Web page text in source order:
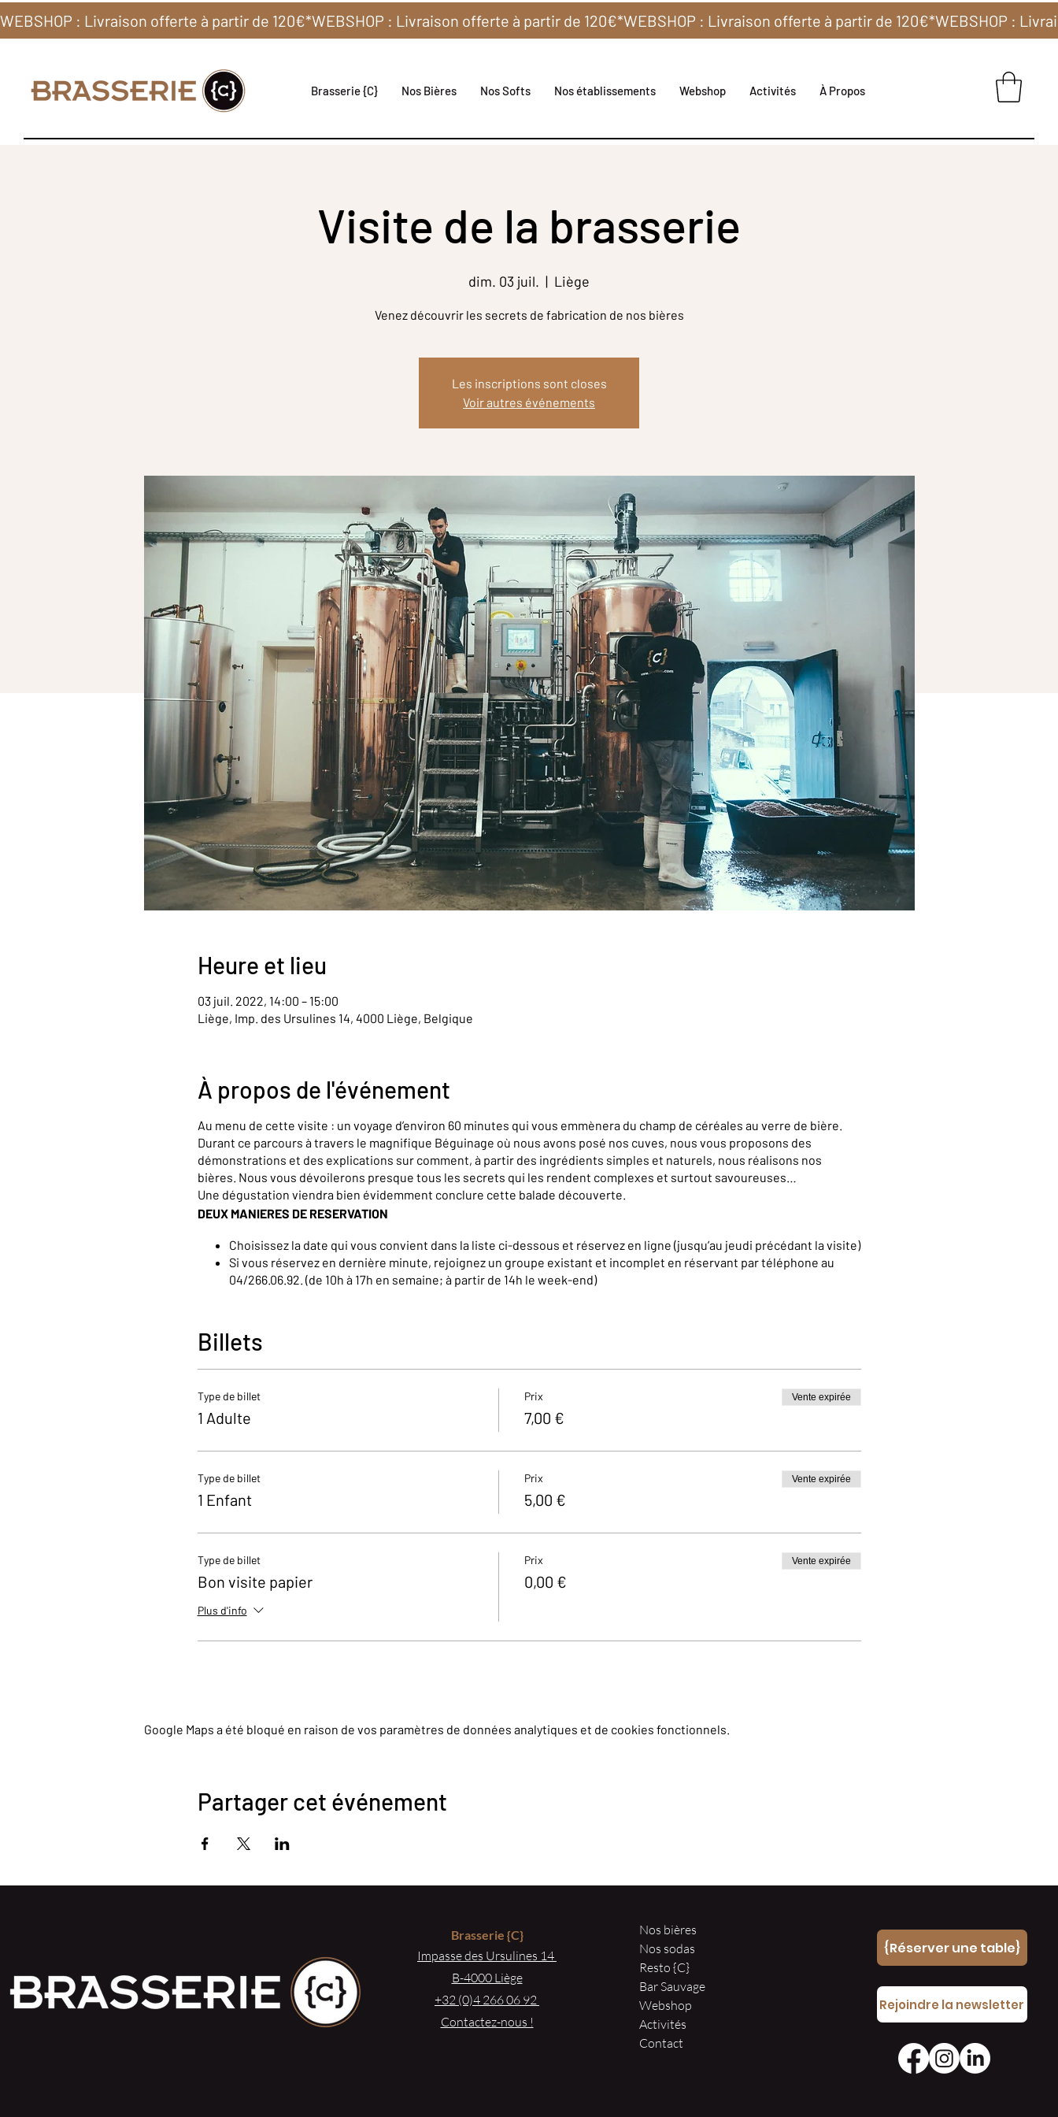
WEBSHOP : Livraison offerte à partir de 120€*
Brasserie {C} Nos Bières Nos Softs Nos établissements Webshop Activités À Propos
Visite de la brasserie
dim. 03 juil.
  |
Liège
Venez découvrir les secrets de fabrication de nos bières
Les inscriptions sont closes
Voir autres événements
Heure et lieu
03 juil. 2022, 14:00 – 15:00
Liège, Imp. des Ursulines 14, 4000 Liège, Belgique
À propos de l'événement
Au menu de cette visite : un voyage d’environ 60 minutes qui vous emmènera du champ de céréales au verre de bière.
Durant ce parcours à travers le magnifique Béguinage où nous avons posé nos cuves, nous vous proposons des
démonstrations et des explications sur comment, à partir des ingrédients simples et naturels, nous réalisons nos
bières. Nous vous dévoilerons presque tous les secrets qui les rendent complexes et surtout savoureuses…
Une dégustation viendra bien évidemment conclure cette balade découverte.
DEUX MANIERES DE RESERVATION
Choisissez la date qui vous convient dans la liste ci-dessous et réservez en ligne (jusqu’au jeudi précédant la visite)
Si vous réservez en dernière minute, rejoignez un groupe existant et incomplet en réservant par téléphone au
04/266.06.92. (de 10h à 17h en semaine; à partir de 14h le week-end)
Billets
Type de billet
1 Adulte
Prix
7,00 €
Vente expirée
Type de billet
1 Enfant
Prix
5,00 €
Vente expirée
Type de billet
Bon visite papier
Plus d'info
Prix
0,00 €
Vente expirée
Google Maps a été bloqué en raison de vos paramètres de données analytiques et de cookies fonctionnels.
Partager cet événement
Brasserie{C}
Impasse des Ursulines 14
B-4000 Liège
+32 (0)4 266 06 92
Contactez-nous !
Nos bières
Nos sodas
Resto {C}
Bar Sauvage
Webshop
Activités
Contact
{Réserver une table}
Rejoindre la newsletter